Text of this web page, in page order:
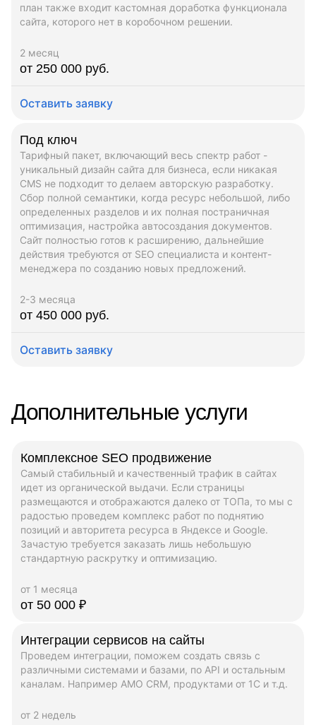
план также входит кастомная доработка функционала
сайта, которого нет в коробочном решении.
2 месяц
от 250 000 руб.
Оставить заявку
Под ключ
Тарифный пакет, включающий весь спектр работ -
уникальный дизайн сайта для бизнеса, если никакая
CMS не подходит то делаем авторскую разработку.
Сбор полной семантики, когда ресурс небольшой, либо
определенных разделов и их полная постраничная
оптимизация, настройка автосоздания документов.
Сайт полностью готов к расширению, дальнейшие
действия требуются от SEO специалиста и контент-
менеджера по созданию новых предложений.
2-3 месяца
от 450 000 руб.
Оставить заявку
Дополнительные услуги
Комплексное SEO продвижение
Самый стабильный и качественный трафик в сайтах
идет из органической выдачи. Если страницы
размещаются и отображаются далеко от ТОПа, то мы с
радостью проведем комплекс работ по поднятию
позиций и авторитета ресурса в Яндексе и Google.
Зачастую требуется заказать лишь небольшую
стандартную раскрутку и оптимизацию.
от 1 месяца
от 50 000 ₽
Интеграции сервисов на сайты
Проведем интеграции, поможем создать связь с
различными системами и базами, по API и остальным
каналам. Например AMO CRM, продуктами от 1C и т.д.
от 2 недель